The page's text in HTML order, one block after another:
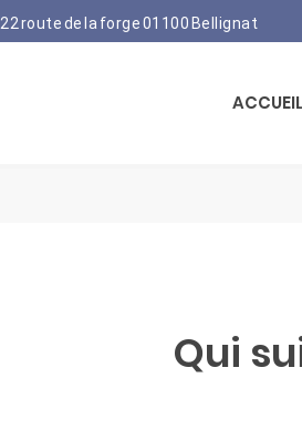
22 route de la forge 01100 Bellignat
ACCUEIL
Qui